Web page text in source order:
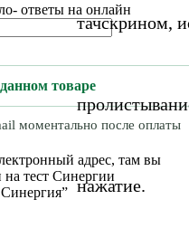
тачскрином,
нажатие.
ответы на онлайн
товаре
моментально после оплаты
адрес, там вы
на тест Синергии
Синергия”